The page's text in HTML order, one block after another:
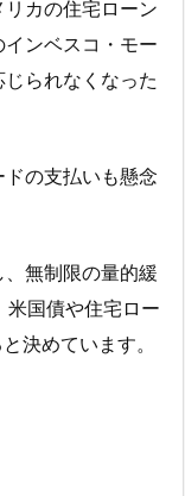
カの住宅ローン
ンベスコ・モー
られなくなった
の支払いも懸念
無制限の量的緩
米国債や住宅ロー
決めています。